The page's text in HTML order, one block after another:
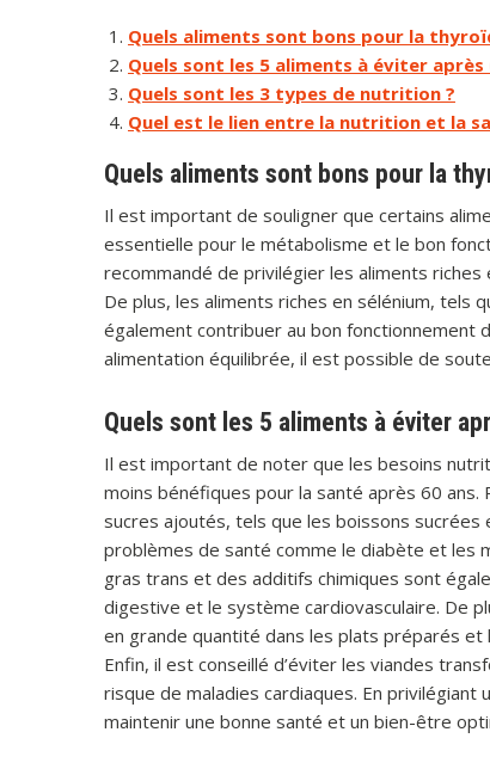
Quels aliments sont bons pour la
Quels sont les 5 aliments à éviter après
Quels sont les 3 types de nutrition ?
Quel est le lien entre la nutrition et la
Quels aliments sont bons pour la
Il est important de souligner que certains
essentielle pour le métabolisme et le bon
recommandé de privilégier les aliments
De plus, les aliments riches en sélénium, tels
également contribuer au bon fonctionnement
alimentation équilibrée, il est possible de
Quels sont les 5 aliments à éviter
Il est important de noter que les besoins
moins bénéfiques pour la santé après 60
sucres ajoutés, tels que les boissons
problèmes de santé comme le diabète et les
gras trans et des additifs chimiques sont
digestive et le système cardiovasculaire. De
en grande quantité dans les plats préparés
Enfin, il est conseillé d’éviter les viandes
risque de maladies cardiaques. En
maintenir une bonne santé et un bien-être